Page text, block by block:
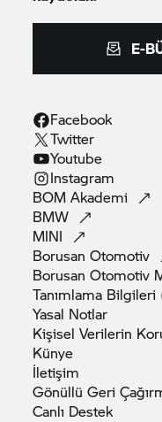
E-
Facebook
Twitter
Youtube
Instagram
BOMAkademi
BMW
MINI
BorusanOtomotiv
Borusan Otomotiv
Tanımlama Bilgileri
Yasal Notlar
Kişisel Verilerin
Künye
İletişim
Gönüllü Geri
Canlı Destek